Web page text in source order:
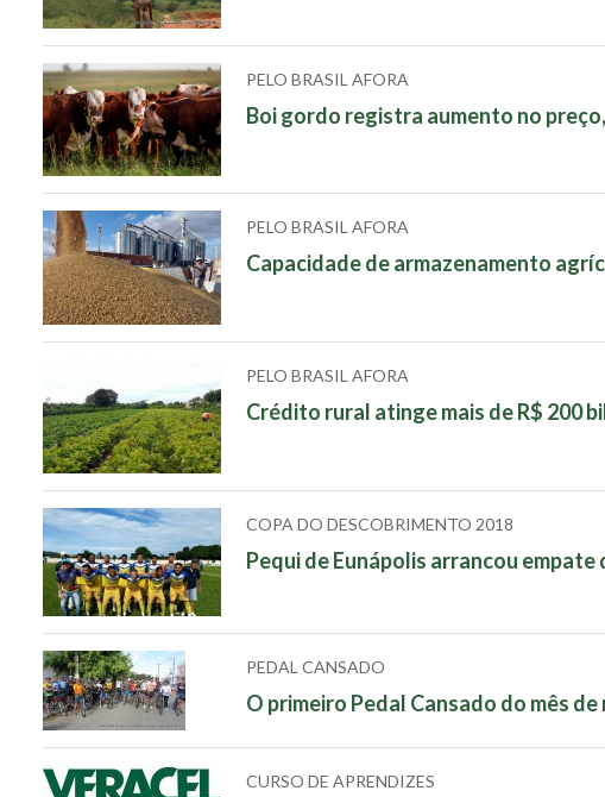
PELO BRASIL AFORA
Boi gordo registra aumento no
PELO BRASIL AFORA
Capacidade de armazenamento
PELO BRASIL AFORA
Crédito rural atinge mais de R$ 200
COPA DO DESCOBRIMENTO 2018
Pequi de Eunápolis arrancou
PEDAL CANSADO
O primeiro Pedal Cansado do mês
CURSO DE APRENDIZES